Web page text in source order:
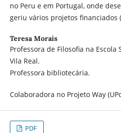
no Peru e em Portugal, onde
geriu vários projetos financiados
Teresa Morais
Professora de Filosofia na Escola
Vila Real.
Professora bibliotecária.
Colaboradora no Projeto Way
PDF